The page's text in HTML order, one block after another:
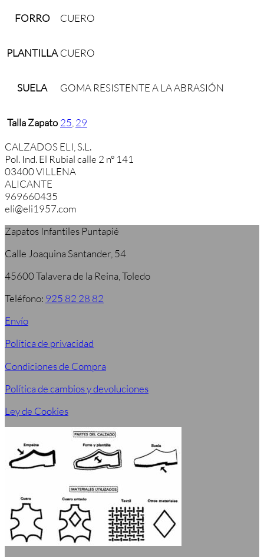
FORRO CUERO
PLANTILLA CUERO
SUELA GOMA RESISTENTE A LA ABRASIÓN
Talla Zapato 25 29
CALZADOS ELI, S.L.
Pol. Ind. El Rubial calle 2 nº 141
03400 VILLENA
ALICANTE
969660435
eli@eli1957.com
Zapatos Infantiles Puntapié
Calle Joaquina Santander, 54
45600 Talavera de la Reina, Toledo
Teléfono: 925 82 28 82
Envío
Política de privacidad
Condiciones de Compra
Política de cambios y devoluciones
Ley de Cookies